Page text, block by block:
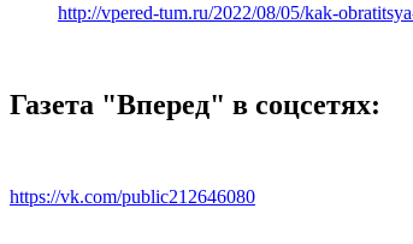
http://vpered-tum.ru/2022/08/05/kak-
Газета "Вперед" в соцсетях:
https://vk.com/public212646080